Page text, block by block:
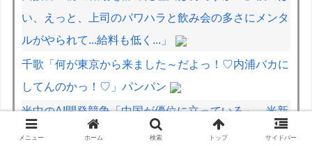
い、えっと、上司のパワハラと飲み会の多さにメンタ
ルがやられて...給料も低く...」
千歌「何が東京から来ました～だよっ！♡内浦バカに
してんのかっ！♡」パンパン
米中のAI開発競争「中国が優位に立っている」…米新
興企業CEOが予測！
メニュー ホーム 検索 トップ サイドバー